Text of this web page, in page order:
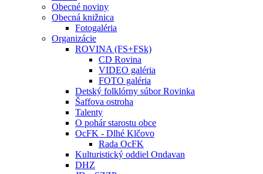
Obecné noviny
Obecná knižnica
Fotogaléria
Organizácie
ROVINA (FS+FSk)
CD Rovina
VIDEO galéria
FOTO galéria
Detský folklórny súbor Rovinka
Šaffova ostroha
Talenty
O pohár starostu obce
OcFK - Dlhé Klčovo
Rada OcFK
Kulturistický oddiel Ondavan
DHZ